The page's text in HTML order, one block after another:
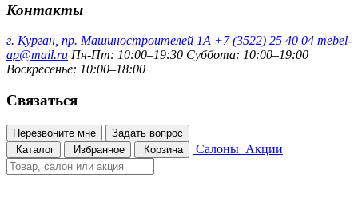
Контакты
г. Курган, пр. Машиностроителей 1А +7 (3522) 25 40 04 mebel-
ap@mail.ru Пн-Пт: 10:00–19:30 Суббота: 10:00–19:00
Воскресенье: 10:00–18:00
Связаться
Перезвоните мне
Задать вопрос
Каталог
Избранное Корзина Салоны Акции